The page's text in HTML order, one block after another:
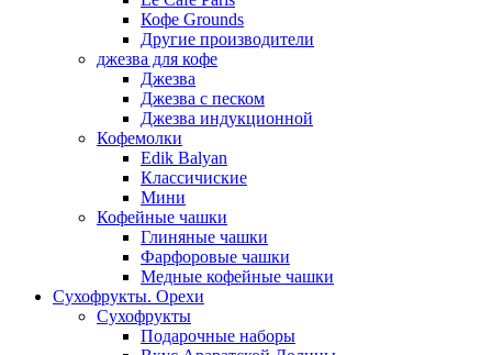
Кофе Grounds
Другие производители
джезва для кофе
Джезва
Джезва с песком
Джезва индукционной
Кофемолки
Edik Balyan
Классичиские
Мини
Кофейные чашки
Глиняные чашки
Фарфоровые чашки
Медные кофейные чашки
Сухофрукты. Орехи
Сухофрукты
Подарочные наборы